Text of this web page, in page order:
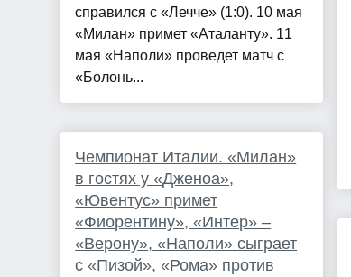
справился с «Лечче» (1:0). 10 мая
«Милан» примет «Аталанту». 11
мая «Наполи» проведет матч с
«Болонь...
Чемпионат Италии. «Милан»
в гостях у «Дженоа»,
«Ювентус» примет
«Фиорентину», «Интер» –
«Верону», «Наполи» сыграет
с «Пизой», «Рома» против